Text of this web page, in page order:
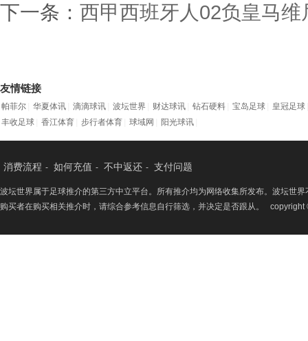
下一条： 西甲西班牙人02负皇马
友情链接
帕菲尔 华夏体讯 滴滴球讯 波坛世界 财达球讯 钻石硬料 宝岛足球 皇冠足球
丰收足球
香江体育 步行者体育 球域网 阳光球讯
消费流程 - 如何充值 - 不中返还 - 支付问题
波坛世界属于足球推介的第三方中立平台。所有推介均为网络收集所发布。波坛世
购买者在购买相关推介时，请综合参考信息自行筛选，并决定是否跟从。 copyright